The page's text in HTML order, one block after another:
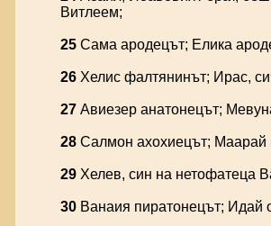
Витлеем;
25 Сама ародецът; Елика
26 Хелис фалтянинът; Ирас,
27 Авиезер анатонецът;
28 Салмон ахохиецът; Маарай
29 Хелев, син на нетофатеца
30 Ванаия пиратонецът; Идай